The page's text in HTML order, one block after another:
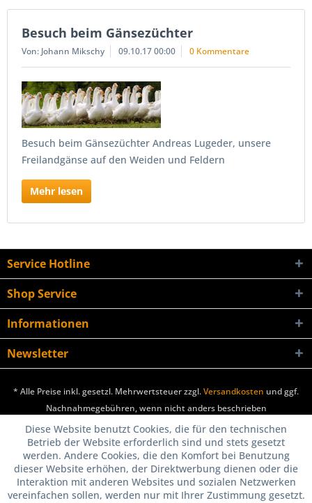
Besuch beim Gänsezüchter
Von: Johann Mikschy 09.10.17 00:00 0 Kommentare
Besuch beim Gänsezüchter Andreas Lugeder, unsere
Freilandgänse auf den Weiden und Feldern
Mehr lesen
Service Hotline
Shop Service
Informationen
Newsletter
* Alle Preise inkl. gesetzl. Mehrwertsteuer zzgl.Versandkosten und ggf.
Nachnahmegebühren, wenn nicht anders beschrieben
Diese Website benutzt Cookies, die für den technischen
Betrieb der Website erforderlich sind und stets gesetzt
werden. Andere Cookies, die den Komfort bei Benutzung
dieser Website erhöhen, der Direktwerbung dienen oder die
Interaktion mit anderen Websites und sozialen Netzwerken
vereinfachen sollen, werden nur mit Ihrer Zustimmung gesetzt.